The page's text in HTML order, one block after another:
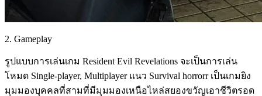
2. Gameplay
รูปแบบการเล่นเกม Resident Evil Revelations จะเป็นการเล่น
โหมด Single-player, Multiplayer แนว Survival horrorr เป็นเกมยิง
มุมมองบุคคลที่สามที่มีมุมมองเหนือไหล่สยองขวัญเอาชีวิตรอด